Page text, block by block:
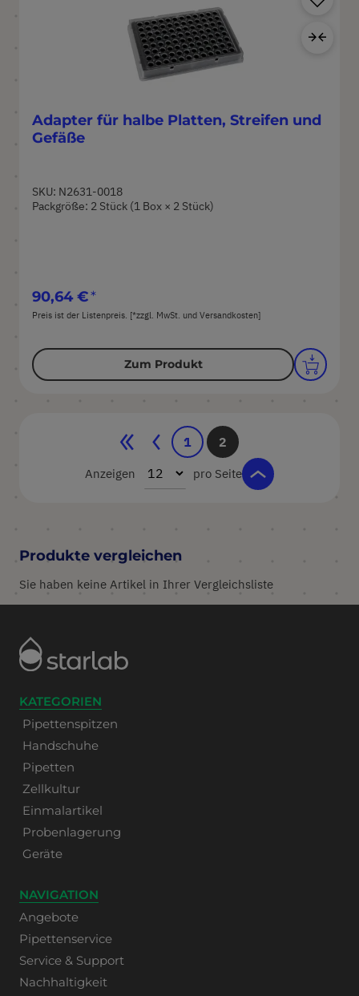
Adapter für halbe Platten, Streifen und
Gefäße
SKU: N2631-0018
Packgröße: 2 Stück (1 Box × 2 Stück)
90,64 €
Preis ist der Listenpreis. [*zzgl. MwSt. und Versandkosten]
Zum Produkt
Seite
Seite Seite
Zurück
Seite
1 Sie lesen gerade Seite
2
Anzeigen pro Seite
Produkte vergleichen
Sie haben keine Artikel in Ihrer Vergleichsliste
KATEGORIEN
Pipettenspitzen
Handschuhe
Pipetten
Zellkultur
Einmalartikel
Probenlagerung
Geräte
NAVIGATION
Angebote
Pipettenservice
Service & Support
Nachhaltigkeit